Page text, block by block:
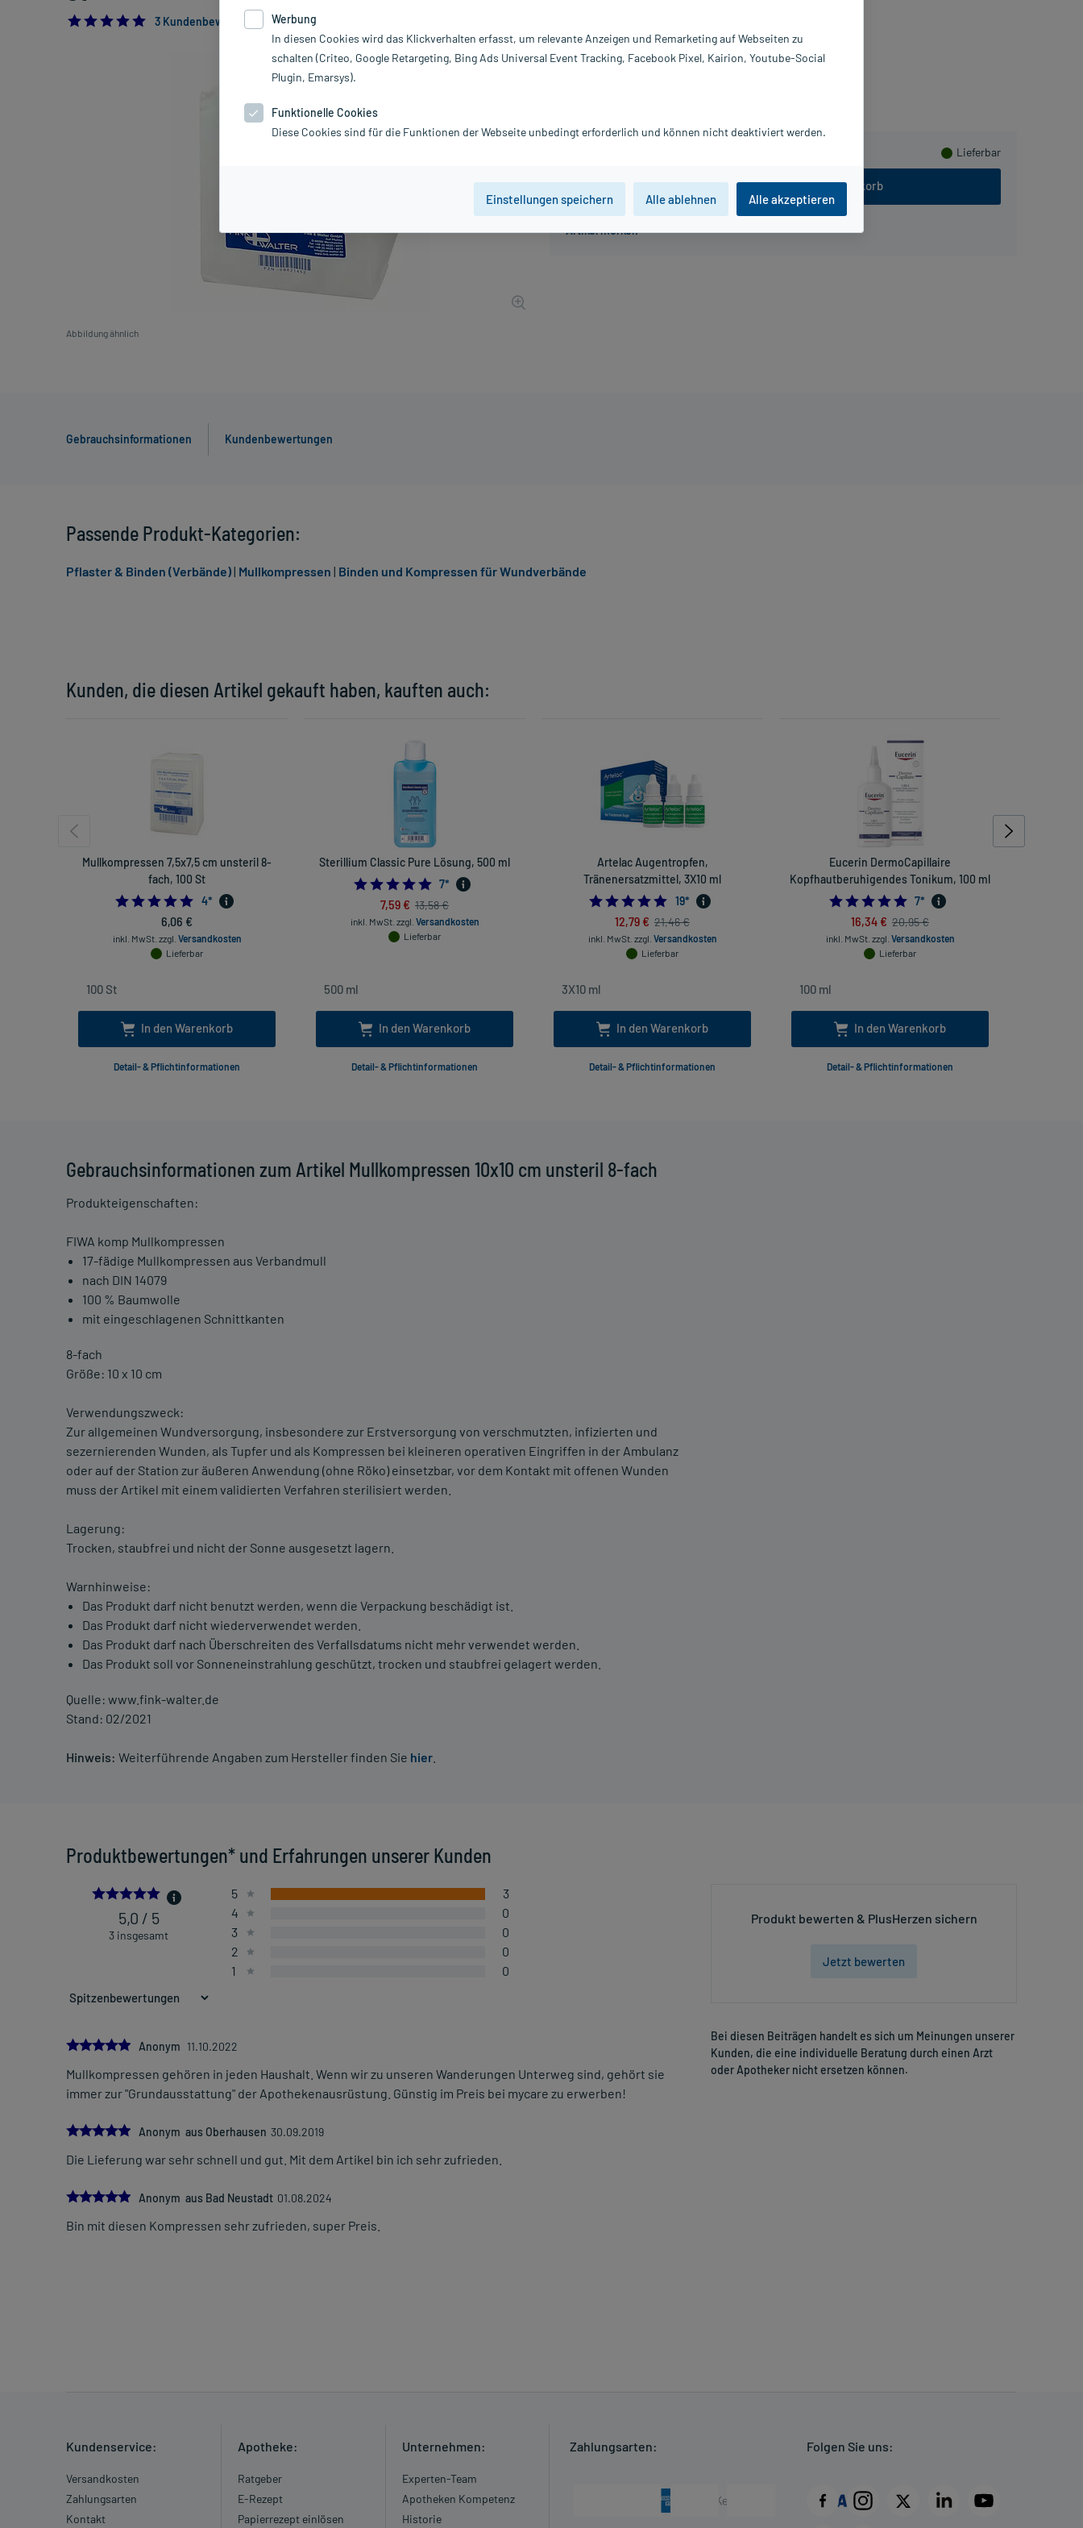
5.0
3 Kundenbewertungen*
Abbildung ähnlich
Lieferbar
In den Warenkorb
Hersteller:
Fink & Walter GmbH
Gebrauchsinformationen Kundenbewertungen
Gebrauchsinformationen zum Artikel Mullkompressen 10x10 cm unsteril 8-fach
Produkteigenschaften:
FIWA komp Mullkompressen
17-fädige Mullkompressen aus Verbandmull
nach DIN 14079
100 % Baumwolle
mit eingeschlagenen Schnittkanten
8-fach
Größe: 10 x 10 cm
Verwendungszweck:
Zur allgemeinen Wundversorgung, insbesondere zur Erstversorgung von verschmutzten, infizierten und
sezernierenden Wunden, als Tupfer und als Kompressen bei kleineren operativen Eingriffen in der Ambulanz
oder auf der Station zur äußeren Anwendung (ohne Röko) einsetzbar, vor dem Kontakt mit offenen Wunden
muss der Artikel mit einem validierten Verfahren sterilisiert werden.
Lagerung:
Trocken, staubfrei und nicht der Sonne ausgesetzt lagern.
Warnhinweise:
Das Produkt darf nicht benutzt werden, wenn die Verpackung beschädigt ist.
Das Produkt darf nicht wiederverwendet werden.
Das Produkt darf nach Überschreiten des Verfallsdatums nicht mehr verwendet werden.
Das Produkt soll vor Sonneneinstrahlung geschützt, trocken und staubfrei gelagert werden.
Quelle: www.fink-walter.de
Stand: 02/2021
Hinweis: Weiterführende Angaben zum Hersteller finden Sie hier
Produktbewertungen* und Erfahrungen unserer Kunden
5.0
5,0 / 5
3 insgesamt
5
3
4
0
3
0
2
0
1
0
5.0
Anonym 11.10.2022
Mullkompressen gehören in jeden Haushalt. Wenn wir zu unseren Wanderungen Unterweg sind, gehört sie
immer zur "Grundausstattung" der Apothekenausrüstung. Günstig im Preis bei mycare zu erwerben!
5.0
Anonym aus Oberhausen 30.09.2019
Die Lieferung war sehr schnell und gut. Mit dem Artikel bin ich sehr zufrieden.
5.0
Anonym aus Bad Neustadt 01.08.2024
Bin mit diesen Kompressen sehr zufrieden, super Preis.
Produkt bewerten & PlusHerzen sichern
Jetzt bewerten
Bei diesen Beiträgen handelt es sich um Meinungen unserer
Kunden, die eine individuelle Beratung durch einen Arzt
oder Apotheker nicht ersetzen können.
Kunden, die diesen Artikel gekauft haben, kauften auch:
Mullkompressen 7,5x7,5 cm unsteril 8-
fach, 100 St
5.0
4*
6,06 €
inkl. MwSt. zzgl. Versandkosten
Lieferbar
In den Warenkorb
Detail- & Pflichtinformationen
Sterillium Classic Pure Lösung, 500 ml
5.0
7*
7,59 € 13,58 €
inkl. MwSt. zzgl. Versandkosten
Lieferbar
In den Warenkorb
Detail- & Pflichtinformationen
Artelac Augentropfen,
Tränenersatzmittel, 3X10 ml
4.947368421052632
19*
12,79 € 21,46 €
inkl. MwSt. zzgl. Versandkosten
Lieferbar
In den Warenkorb
Detail- & Pflichtinformationen
Eucerin DermoCapillaire
Kopfhautberuhigendes Tonikum, 100 ml
5.0
7*
16,34 € 20,95 €
inkl. MwSt. zzgl. Versandkosten
Lieferbar
In den Warenkorb
Detail- & Pflichtinformationen
Passende Produkt-Kategorien:
Pflaster & Binden (Verbände)| Mullkompressen | Binden und Kompressen für Wundverbände
Kundenservice:
Versandkosten
Zahlungsarten
Kontakt
Apotheke:
Ratgeber
E-Rezept
Papierrezept einlösen
Unternehmen:
Experten-Team
Apotheken Kompetenz
Historie
Zahlungsarten: Folgen Sie uns:
Werbung
In diesen Cookies wird das Klickverhalten erfasst, um relevante Anzeigen und Remarketing auf Webseiten zu
schalten (Criteo, Google Retargeting, Bing Ads Universal Event Tracking, Facebook Pixel, Kairion, Youtube-Social
Plugin, Emarsys).
Funktionelle Cookies
Diese Cookies sind für die Funktionen der Webseite unbedingt erforderlich und können nicht deaktiviert werden.
Einstellungen speichern Alle ablehnen Alle akzeptieren